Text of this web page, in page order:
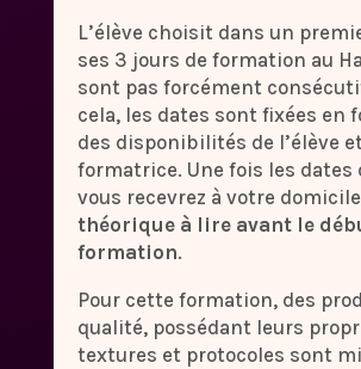
L’élève choisit dans un
ses 3 jours de formation au
sont pas forcément
cela, les dates sont fixées en
des disponibilités de l’élève
formatrice. Une fois les dates
vous recevrez à votre
théorique à lire avant le
formation.
Pour cette formation, des
qualité, possédant leurs
textures et protocoles sont